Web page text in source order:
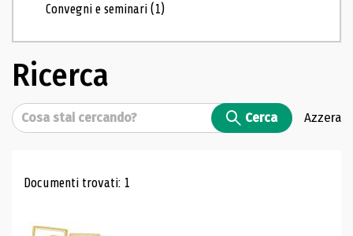
Convegni e seminari(1)
Ricerca
Cerca Cerca Azzera
Risultati di ricerca
Documenti trovati: 1